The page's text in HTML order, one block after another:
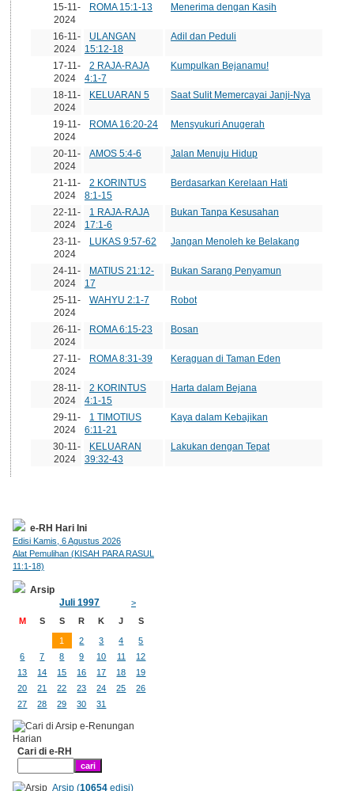
15-11-
2024
ROMA 15:1-13 Menerima dengan Kasih
16-11-
2024
ULANGAN
15:12-18
Adil dan Peduli
17-11-
2024
2 RAJA-RAJA
4:1-7
Kumpulkan Bejanamu!
18-11-
2024
KELUARAN 5 Saat Sulit Memercayai Janji-Nya
19-11-
2024
ROMA 16:20-24 Mensyukuri Anugerah
20-11-
2024
AMOS 5:4-6 Jalan Menuju Hidup
21-11-
2024
2 KORINTUS
8:1-15
Berdasarkan Kerelaan Hati
22-11-
2024
1 RAJA-RAJA
17:1-6
Bukan Tanpa Kesusahan
23-11-
2024
LUKAS 9:57-62 Jangan Menoleh ke Belakang
24-11-
2024
MATIUS 21:12-
17
Bukan Sarang Penyamun
25-11-
2024
WAHYU 2:1-7 Robot
26-11-
2024
ROMA 6:15-23 Bosan
27-11-
2024
ROMA 8:31-39 Keraguan di Taman Eden
28-11-
2024
2 KORINTUS
4:1-15
Harta dalam Bejana
29-11-
2024
1 TIMOTIUS
6:11-21
Kaya dalam Kebajikan
30-11-
2024
KELUARAN
39:32-43
Lakukan dengan Tepat
e-RH Hari Ini
Edisi Kamis, 6 Agustus 2026
Alat Pemulihan (KISAH PARA RASUL
11:1-18)
Arsip
Juli 1997
>
M
S S R K J S
1 2 3 4
5
6
7 8 9 10 11
12
13
14 15 16 17 18
19
20
21 22 23 24 25
26
27
28 29 30 31
Cari di e-RH
Arsip (10654edisi)